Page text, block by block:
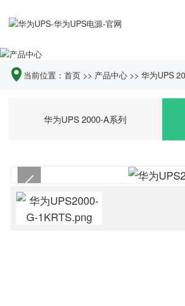
当前位置： 首页 >> 产品中心 >> 华为UPS
华为UPS 2000-A系列